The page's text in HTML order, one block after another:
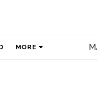
MORE